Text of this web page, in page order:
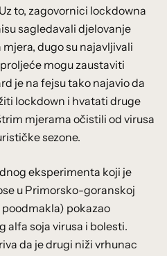
to, zagovornici lockdowna
sagledavali djelovanje
dugo su najavljivali
mogu zaustaviti
je na fejsu tako najavio da
lockdown i hvatati druge
mjerama očistili od virusa
sezone.
eksperimenta koji je
u Primorsko-goranskoj
pokazao
alfa soja virusa i bolesti.
da je drugi niži vrhunac